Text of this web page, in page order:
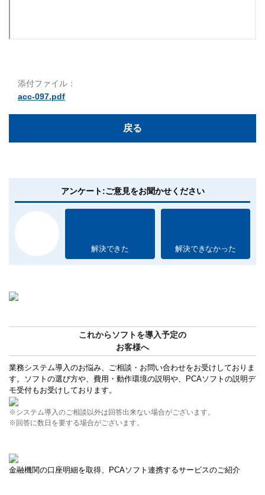
添付ファイル：
acc-097.pdf
戻る
アンケート:ご意見をお聞かせください
解決できた 解決できなかった
これからソフトを導入予定の
お客様へ
業務システム導入のお悩み、ご相談・お問い合わせをお受けしておりま
す。ソフトの選び方や、費用・動作環境の説明や、PCAソフトの説明デ
モ受付もお受けしております。
※システム導入のご相談以外は回答出来ない場合がございます。
※回答に数日を要する場合がございます。
金融機関の口座明細を取得、PCAソフト連携するサービスのご紹介